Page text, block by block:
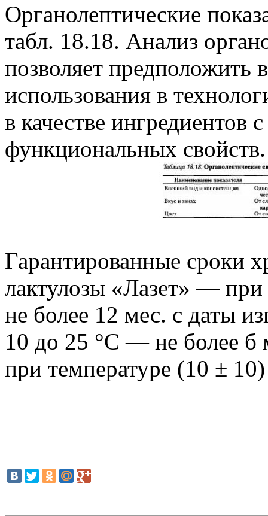
Органолептические
табл. 18.18. Анализ
позволяет предположить
использования в
в качестве ингредиентов
функциональных свойств.
Гарантированные сроки
лактулозы «Лазет» —
не более 12 мес. с даты
10 до 25 °С — не более б
при температуре (10 ±